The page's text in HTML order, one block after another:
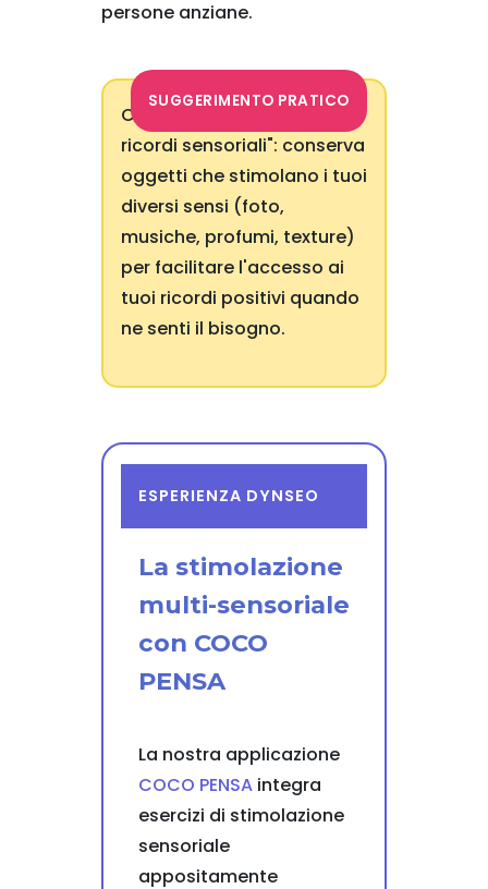
persone anziane.
SUGGERIMENTO PRATICO
Crea un "cofanetto di
ricordi sensoriali": conserva
oggetti che stimolano i tuoi
diversi sensi (foto,
musiche, profumi, texture)
per facilitare l'accesso ai
tuoi ricordi positivi quando
ne senti il bisogno.
ESPERIENZA DYNSEO
La stimolazione
multi-sensoriale
con COCO
PENSA
La nostra applicazione
COCO PENSAintegra
esercizi di stimolazione
sensoriale
appositamente